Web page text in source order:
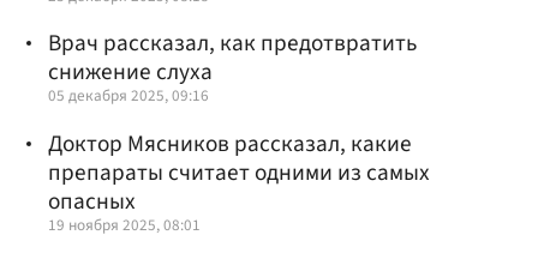
Врач рассказал, как предотвратить
снижение слуха
05 декабря 2025, 09:16
Доктор Мясников рассказал, какие
препараты считает одними из самых
опасных
19 ноября 2025, 08:01